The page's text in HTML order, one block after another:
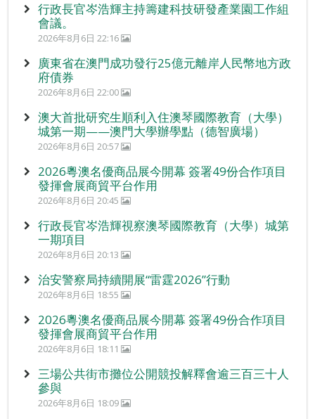
行政長官岑浩輝主持籌建科技研發產業園工作組
會議。
2026年8月6日 22:16
廣東省在澳門成功發行25億元離岸人民幣地方政
府債券
2026年8月6日 22:00
澳大首批研究生順利入住澳琴國際教育（大學）
城第一期——澳門大學辦學點（德智廣場）
2026年8月6日 20:57
2026粵澳名優商品展今開幕 簽署49份合作項目
發揮會展商貿平台作用
2026年8月6日 20:45
行政長官岑浩輝視察澳琴國際教育（大學）城第
一期項目
2026年8月6日 20:13
治安警察局持續開展“雷霆2026”行動
2026年8月6日 18:55
2026粵澳名優商品展今開幕 簽署49份合作項目
發揮會展商貿平台作用
2026年8月6日 18:11
三場公共街市攤位公開競投解釋會逾三百三十人
參與
2026年8月6日 18:09